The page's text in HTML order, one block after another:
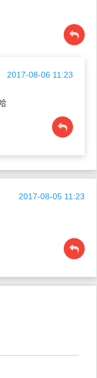
2017-08-06 11:23
2017-08-05 11:23